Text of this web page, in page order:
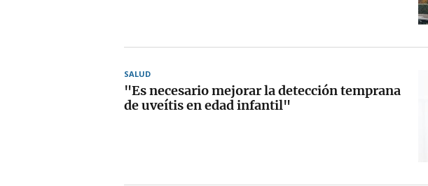
SALUD
"Es necesario mejorar la detección temprana
de uveítis en edad infantil"